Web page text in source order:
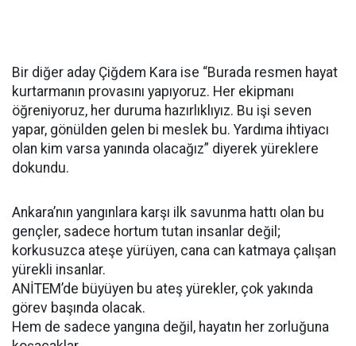
Bir diğer aday Çiğdem Kara ise “Burada resmen hayat
kurtarmanın provasını yapıyoruz. Her ekipmanı
öğreniyoruz, her duruma hazırlıklıyız. Bu işi seven
yapar, gönülden gelen bi meslek bu. Yardıma ihtiyacı
olan kim varsa yanında olacağız” diyerek yüreklere
dokundu.
Ankara’nın yangınlara karşı ilk savunma hattı olan bu
gençler, sadece hortum tutan insanlar değil;
korkusuzca ateşe yürüyen, cana can katmaya çalışan
yürekli insanlar.
ANİTEM’de büyüyen bu ateş yürekler, çok yakında
görev başında olacak.
Hem de sadece yangına değil, hayatın her zorluğuna